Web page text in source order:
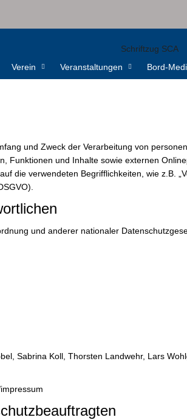
Verein Veranstaltungen Bord-
und Zweck der Verarbeitung von
Funktionen und Inhalte sowie externen
die verwendeten Begrifflichkeiten, wie z.B.
und anderer nationaler
Sabrina Koll, Thorsten Landwehr, Lars